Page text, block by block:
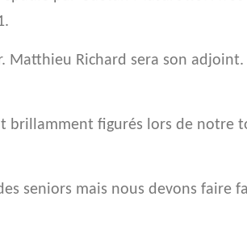
Matthieu Richard sera son
brillamment figurés lors de notre
seniors mais nous devons faire